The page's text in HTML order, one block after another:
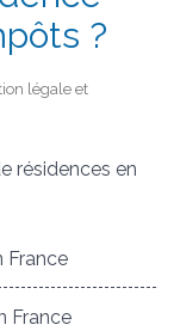
?
légale et
résidences en
France
France